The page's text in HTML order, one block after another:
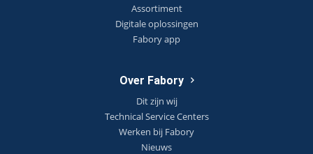
Assortiment
Digitale oplossingen
Fabory app
Over Fabory
Dit zijn wij
Technical Service Centers
Werken bij Fabory
Nieuws